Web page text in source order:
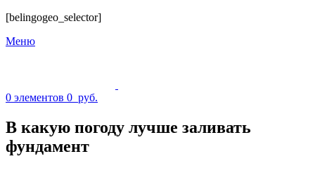
[belingogeo_selector]
Меню
0 элементов 0 руб.
В какую погоду лучше заливать
фундамент